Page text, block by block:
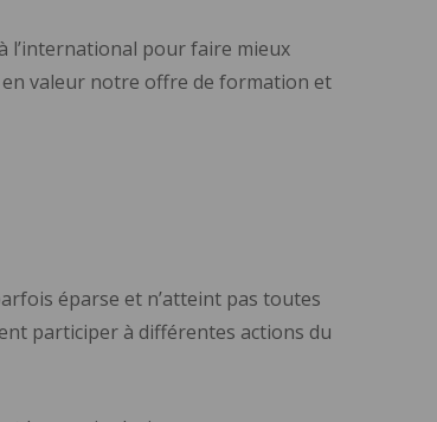
l’international pour faire mieux
valeur notre offre de formation et
éparse et n’atteint pas toutes
participer à différentes actions du